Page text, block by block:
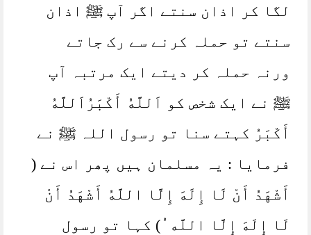
لگا کر اذان سنتے اگر آپ ﷺ اذان
سنتے تو حملہ کرنے سے رک جاتے
ورنہ حملہ کر دیتے ایک مرتبہ آپ
ﷺ نے ایک شخص کو اَللَّهُ أَکْبَرُاَللَّهُ
أَکْبَرُ کہتے سنا تو رسول اللہ ﷺ نے
فرمایا : یہ مسلمان ہیں پھر اس نے (
أَشْهَدُ أَنْ لَا إِلَهَ إِلَّا اللَّهُ أَشْهَدُ أَنْ
لَا إِلَهَ إِلَّا اللَّه ُ) کہا تو رسول